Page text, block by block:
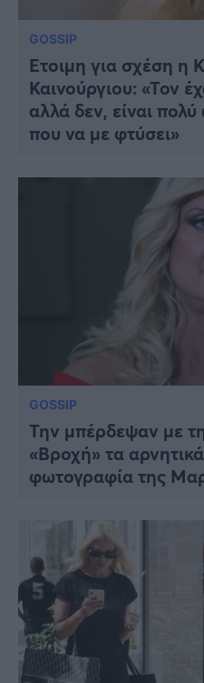
GOSSIP
Έτοιμη για σχέση η
Καινούργιου: «Τον
αλλά δεν, είναι
που να με φτύσει»
GOSSIP
Την μπέρδεψαν με
«Βροχή» τα
φωτογραφία της